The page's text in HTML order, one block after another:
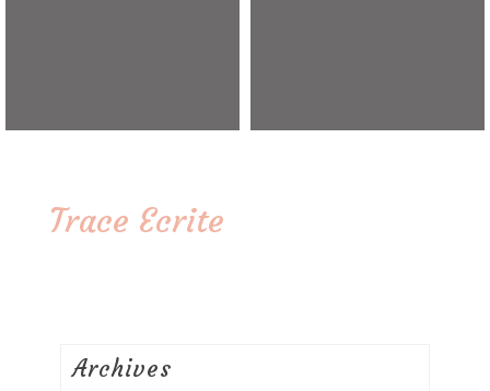
Trace Ecrite
Archives